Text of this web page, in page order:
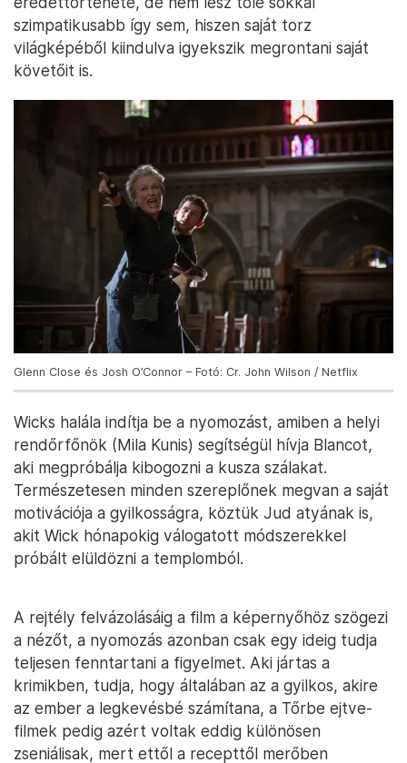
szimpatikusabb így sem, hiszen saját torz
világképéből kiindulva igyekszik megrontani saját
követőit is.
Glenn Close és Josh O’Connor – Fotó: Cr. John Wilson / Netflix
Wicks halála indítja be a nyomozást, amiben a helyi
rendőrfőnök (Mila Kunis) segítségül hívja Blancot,
aki megpróbálja kibogozni a kusza szálakat.
Természetesen minden szereplőnek megvan a saját
motivációja a gyilkosságra, köztük Jud atyának is,
akit Wick hónapokig válogatott módszerekkel
próbált elüldözni a templomból.
A rejtély felvázolásáig a film a képernyőhöz szögezi
a nézőt, a nyomozás azonban csak egy ideig tudja
teljesen fenntartani a figyelmet. Aki jártas a
krimikben, tudja, hogy általában az a gyilkos, akire
az ember a legkevésbé számítana, a Tőrbe ejtve-
filmek pedig azért voltak eddig különösen
zseniálisak, mert ettől a recepttől merőben